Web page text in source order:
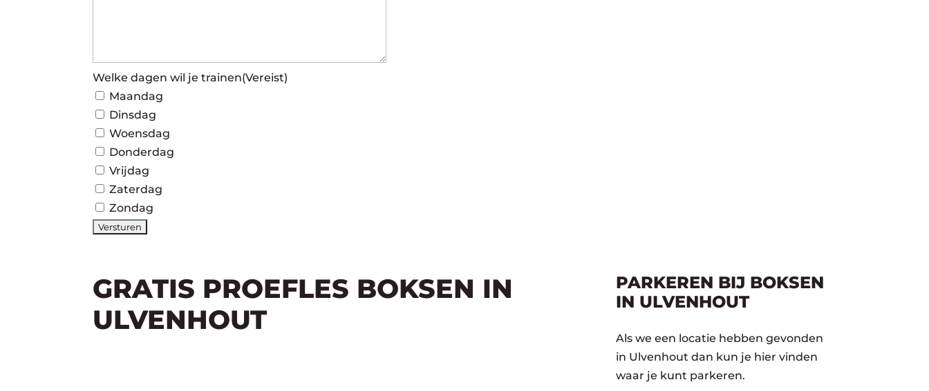
Welke dagen wil je trainen(Vereist)
Maandag
Dinsdag
Woensdag
Donderdag
Vrijdag
Zaterdag
Zondag
GRATIS PROEFLES BOKSEN IN
ULVENHOUT
PARKEREN BIJ BOKSEN
IN ULVENHOUT
Als we een locatie hebben gevonden
in Ulvenhout dan kun je hier vinden
waar je kunt parkeren.